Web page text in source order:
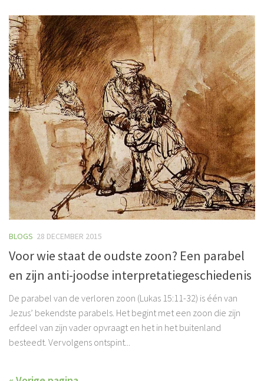
BLOGS 28 DECEMBER 2015
Voor wie staat de oudste zoon? Een parabel
en zijn anti-joodse interpretatiegeschiedenis
De parabel van de verloren zoon (Lukas 15:11-32) is één van
Jezus’ bekendste parabels. Het begint met een zoon die zijn
erfdeel van zijn vader opvraagt en het in het buitenland
besteedt. Vervolgens ontspint...